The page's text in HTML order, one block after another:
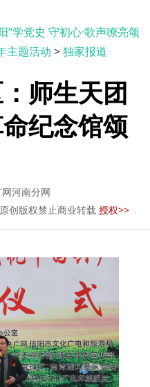
“学党史 守初心·歌声嘹亮颂
主题活动 >独家报道
师生天团
纪念馆颂
河南分网
原创版权禁止商业转载 授权>>